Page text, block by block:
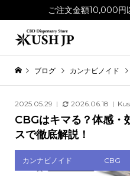
ご注文金額10,000円
ブログ カンナビノイド
2025.05.29 2026.06.18
CBGはキマる？体感・
スで徹底解説！
カンナビノイド CBG